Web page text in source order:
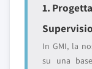
1.
In GMI, la
su una